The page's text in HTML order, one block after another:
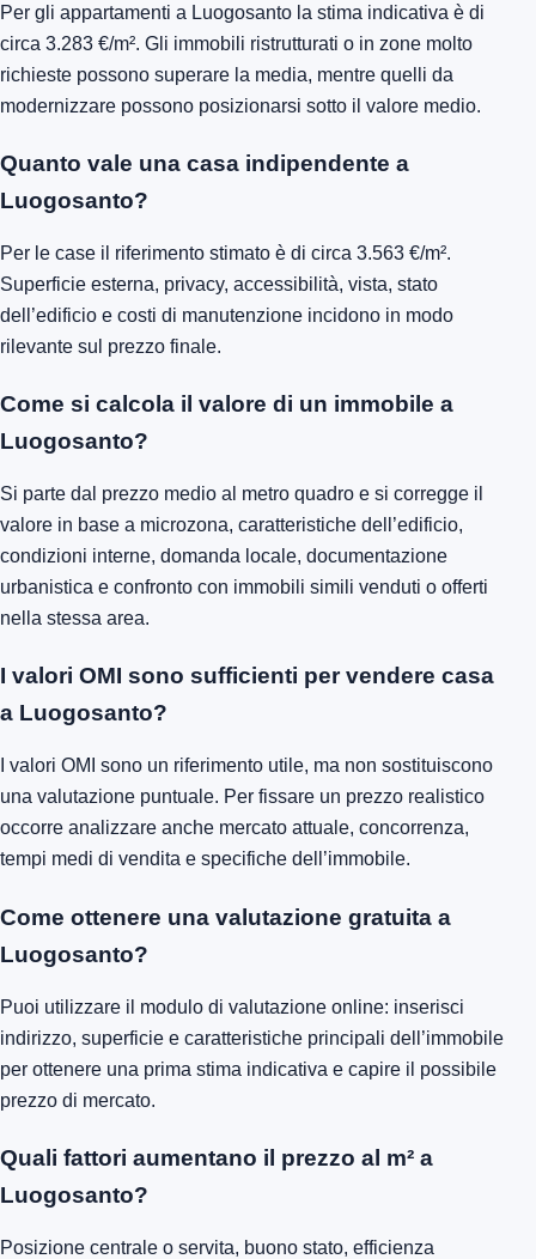
Per gli appartamenti a Luogosanto la stima indicativa è di
circa 3.283 €/m². Gli immobili ristrutturati o in zone molto
richieste possono superare la media, mentre quelli da
modernizzare possono posizionarsi sotto il valore medio.
Quanto vale una casa indipendente a
Luogosanto?
Per le case il riferimento stimato è di circa 3.563 €/m².
Superficie esterna, privacy, accessibilità, vista, stato
dell’edificio e costi di manutenzione incidono in modo
rilevante sul prezzo finale.
Come si calcola il valore di un immobile a
Luogosanto?
Si parte dal prezzo medio al metro quadro e si corregge il
valore in base a microzona, caratteristiche dell’edificio,
condizioni interne, domanda locale, documentazione
urbanistica e confronto con immobili simili venduti o offerti
nella stessa area.
I valori OMI sono sufficienti per vendere casa
a Luogosanto?
I valori OMI sono un riferimento utile, ma non sostituiscono
una valutazione puntuale. Per fissare un prezzo realistico
occorre analizzare anche mercato attuale, concorrenza,
tempi medi di vendita e specifiche dell’immobile.
Come ottenere una valutazione gratuita a
Luogosanto?
Puoi utilizzare il modulo di valutazione online: inserisci
indirizzo, superficie e caratteristiche principali dell’immobile
per ottenere una prima stima indicativa e capire il possibile
prezzo di mercato.
Quali fattori aumentano il prezzo al m² a
Luogosanto?
Posizione centrale o servita, buono stato, efficienza